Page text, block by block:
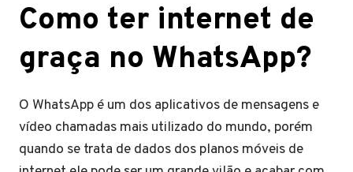
Como ter internet de
graça no WhatsApp?
O WhatsApp é um dos aplicativos de mensagens e
vídeo chamadas mais utilizado do mundo, porém
quando se trata de dados dos planos móveis de